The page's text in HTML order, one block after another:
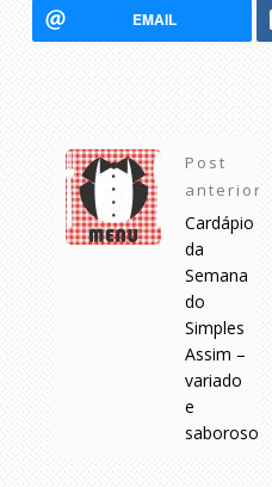
EMAIL
Post
anterior
Cardápio
da
Semana
do
Simples
Assim –
variado
e
saboroso